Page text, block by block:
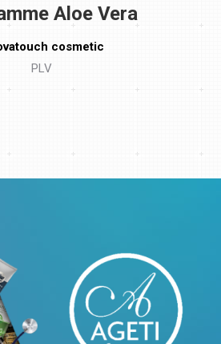
Aloe Vera
cosmetic
PLV